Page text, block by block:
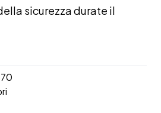
sicurezza durate il